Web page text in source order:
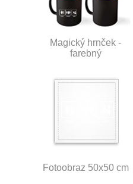
Magický hrnček -
farebný
Fotoobraz 50x50 cm